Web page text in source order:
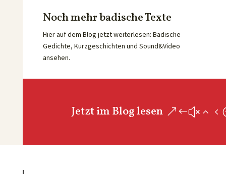
Noch mehr badische Texte
Hier auf dem Blog jetzt weiterlesen: Badische
Gedichte, Kurzgeschichten und Sound&Video
ansehen.
Jetzt im Blog lesen